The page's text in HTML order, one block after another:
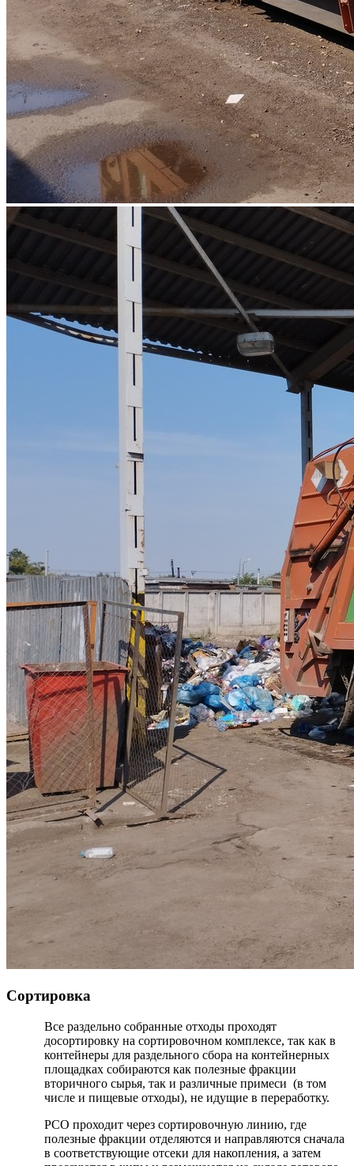
Сортировка
Все раздельно собранные отходы проходят
досортировку на сортировочном комплексе, так как в
контейнеры для раздельного сбора на контейнерных
площадках собираются как полезные фракции
вторичного сырья, так и различные примеси (в том
числе и пищевые отходы), не идущие в переработку.
РСО проходит через сортировочную линию, где
полезные фракции отделяются и направляются сначала
в соответствующие отсеки для накопления, а затем